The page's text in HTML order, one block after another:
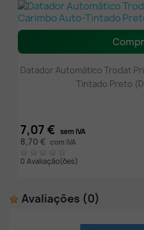
Datador Automático Trodat
Tintado Preto
7,07 € sem IVA
8,70 € com IVA
0 Avaliação(ões)
Avaliações (0)